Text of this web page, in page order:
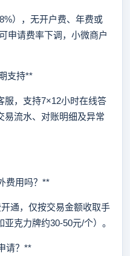
），无开户费、年费或
申请费率下调，小微商户
支持**
，支持7×12小时在线答
易流水、对账明细及异常
用吗？**
通，仅按交易金额收取手
克力牌约30-50元/个）。
请？**